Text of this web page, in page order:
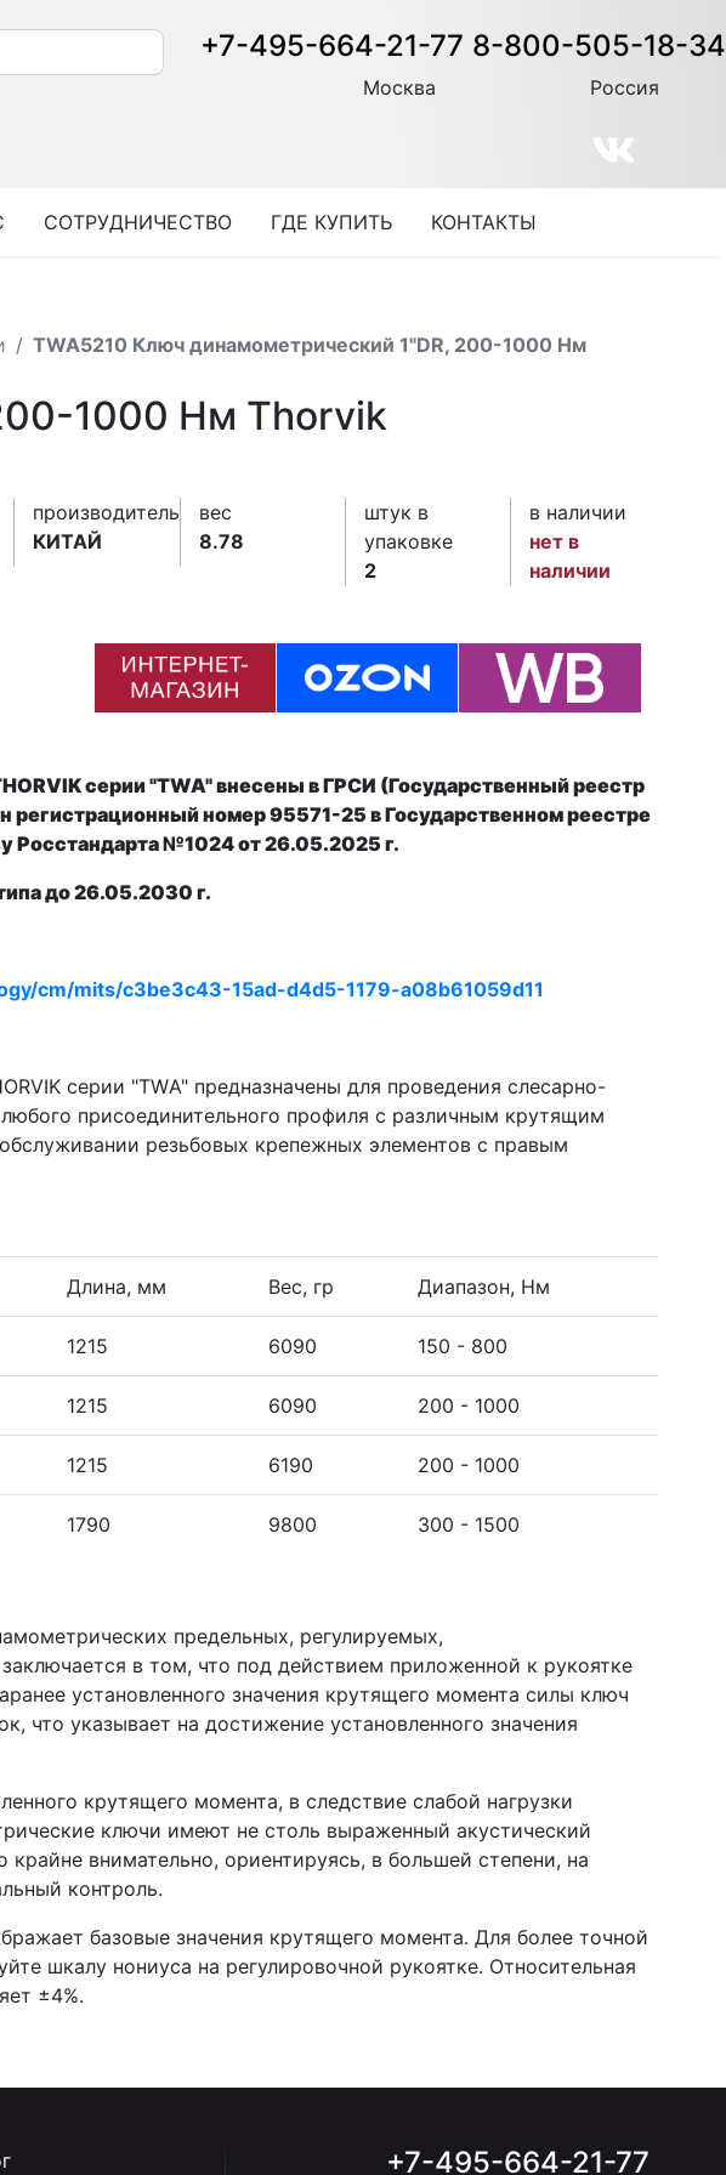
+7-495-664-21-77
Москва
8-800-505-18-34
Россия
СОТРУДНИЧЕСТВО ГДЕ КУПИТЬ КОНТАКТЫ
TWA5210 Ключ динамометрический 1"DR, 200-1000 Нм
1000 Нм Thorvik
производитель
КИТАЙ
вес
8.78
штук в
упаковке
2
в наличии
нет в
наличии
серии "TWA" внесены в ГРСИ (Государственный реестр
регистрационный номер 95571-25 в Государственном реестре
Росстандарта №1024 от26.05.2025 г.
до 26.05.2030 г.
cm/mits/c3be3c43-15ad-d4d5-1179-a08b61059d11
серии "TWА" предназначены для проведения слесарно-
присоединительного профиля с различным крутящим
резьбовых крепежных элементов с правым
Длина, мм Вес, гр Диапазон, Нм
1215 6090 150 - 800
1215 6090 200 - 1000
1215 6190 200 - 1000
1790 9800 300 - 1500
предельных, регулируемых,
в том, что под действием приложенной к рукоятке
установленного значения крутящего момента силы ключ
что указывает на достижение установленного значения
крутящего момента, в следствие слабой нагрузки
ключи имеют не столь выраженный акустический
внимательно, ориентируясь, в большей степени, на
контроль.
базовые значения крутящего момента. Для более точной
шкалу нониуса на регулировочной рукоятке. Относительная
±4%.
+7-495-664-21-77